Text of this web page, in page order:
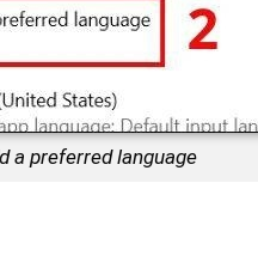
a preferred language